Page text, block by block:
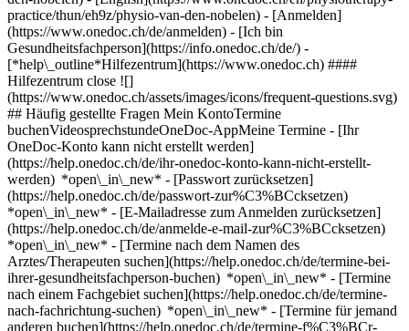
practice/thun/eh9z/physio-van-den-nobelen) - [Anmelden]
(https://www.onedoc.ch/de/anmelden) - [Ich bin
Gesundheitsfachperson](https://info.onedoc.ch/de/) -
[*help\_outline*Hilfezentrum](https://www.onedoc.ch) ####
Hilfezentrum close ![]
(https://www.onedoc.ch/assets/images/icons/frequent-questions.svg)
## Häufig gestellte Fragen Mein KontoTermine
buchenVideosprechstundeOneDoc-AppMeine Termine - [Ihr
OneDoc-Konto kann nicht erstellt werden]
(https://help.onedoc.ch/de/ihr-onedoc-konto-kann-nicht-erstellt-
werden) *open\_in\_new* - [Passwort zurücksetzen]
(https://help.onedoc.ch/de/passwort-zur%C3%BCcksetzen)
*open\_in\_new* - [E-Mailadresse zum Anmelden zurücksetzen]
(https://help.onedoc.ch/de/anmelde-e-mail-zur%C3%BCcksetzen)
*open\_in\_new* - [Termine nach dem Namen des
Arztes/Therapeuten suchen](https://help.onedoc.ch/de/termine-bei-
ihrer-gesundheitsfachperson-buchen) *open\_in\_new* - [Termine
nach einem Fachgebiet suchen](https://help.onedoc.ch/de/termine-
nach-fachrichtung-suchen) *open\_in\_new* - [Termine für jemand
anderen buchen](https://help.onedoc.ch/de/termine-f%C3%BCr-